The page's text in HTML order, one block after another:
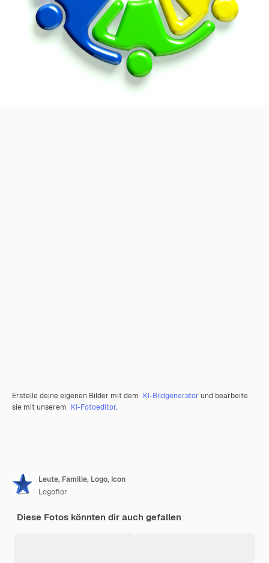
Erstelle deine eigenen Bilder mit dem KI-Bildgenerator und bearbeite
sie mit unserem KI-Fotoeditor.
Leute, Familie, Logo, Icon
Logoflor
Diese Fotos könnten dir auch gefallen